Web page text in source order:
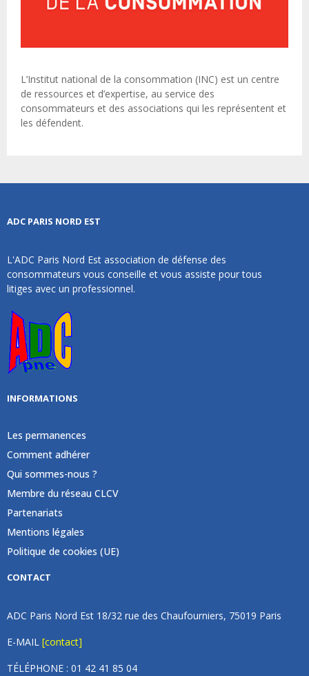
L’Institut national de la consommation (INC) est un centre
de ressources et d’expertise, au service des
consommateurs et des associations qui les représentent et
les défendent.
ADC PARIS NORD EST
L'ADC Paris Nord Est association de défense des
consommateurs vous conseille et vous assiste pour tous
litiges avec un professionnel.
INFORMATIONS
Les permanences
Comment adhérer
Qui sommes-nous ?
Membre du réseau CLCV
Partenariats
Mentions légales
Politique de cookies (UE)
CONTACT
ADC Paris Nord Est 18/32 rue des Chaufourniers, 75019 Paris
E-MAIL [contact]
TÉLÉPHONE : 01 42 41 85 04